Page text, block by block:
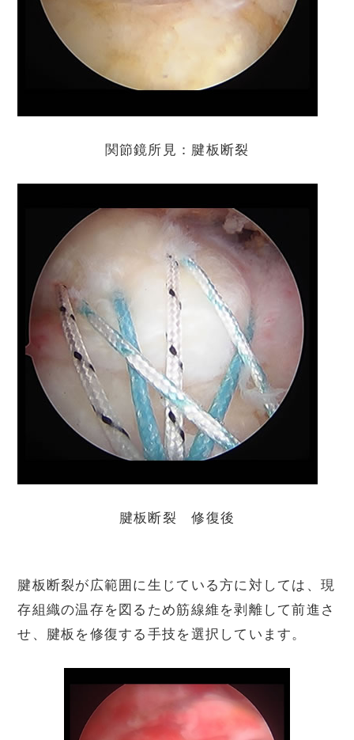
関節鏡所見：腱板断裂
腱板断裂 修復後
腱板断裂が広範囲に生じている方に対しては、現
存組織の温存を図るため筋線維を剥離して前進さ
せ、腱板を修復する手技を選択しています。